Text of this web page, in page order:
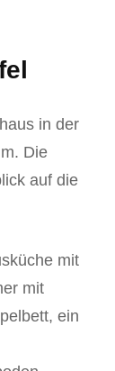
in der
Die
auf die
mit
mit
ein